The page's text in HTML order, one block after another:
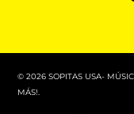
© 2026 SOPITAS USA-
MÁS!.